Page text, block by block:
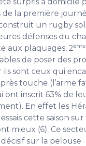
la première
un rugby
défenses du
aux plaquages, 2ème
de poser des
sont ceux qui
touche (l’arme
ont inscrit 63% de
En effet les
cette saison
mieux (6). Ce
sur la pelouse